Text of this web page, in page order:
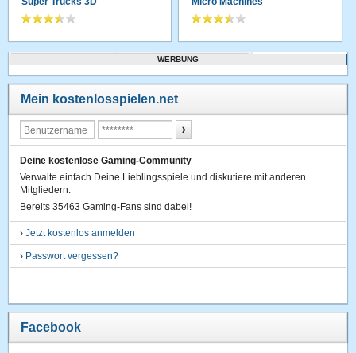
WERBUNG
Mein kostenlosspielen.net
Deine kostenlose Gaming-Community
Verwalte einfach Deine Lieblingsspiele und diskutiere mit anderen
Mitgliedern.
Bereits 35463 Gaming-Fans sind dabei!
›Jetzt kostenlos anmelden
› Passwort vergessen?
Facebook